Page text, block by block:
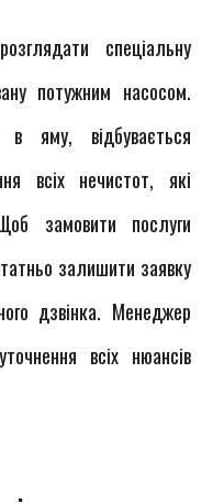
спеціальну
потужним насосом.
яму, відбувається
всіх нечистот, які
замовити послуги
залишити заявку
дзвінка. Менеджер
всіх нюансів